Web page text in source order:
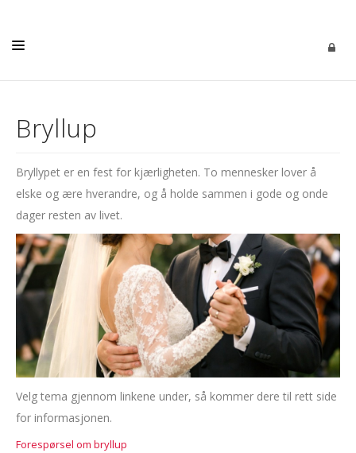
AKTIVITETER
KONTAKT
MENIGHETSBLAD
PROTOKOLLER
Bryllup
Bryllypet er en fest for kjærligheten. To mennesker lover å
elske og ære hverandre, og å holde sammen i gode og onde
dager resten av livet.
Velg tema gjennom linkene under, så kommer dere til rett side
for informasjonen.
Forespørsel om bryllup